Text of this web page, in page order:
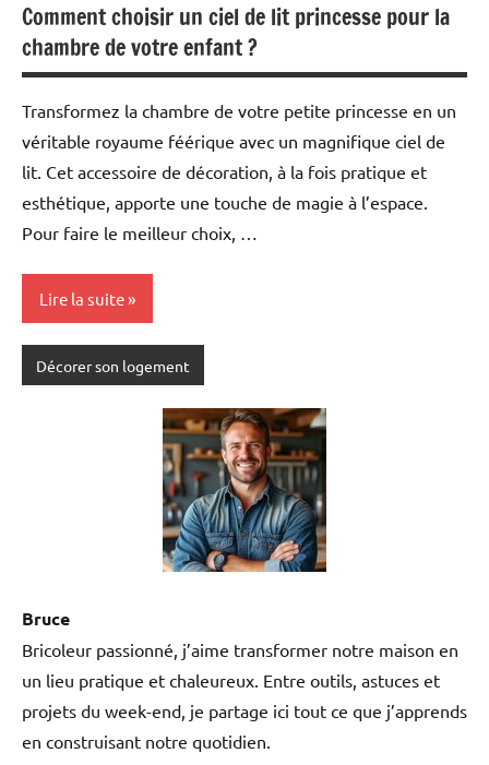
Comment choisir un ciel de lit princesse pour la
chambre de votre enfant ?
Transformez la chambre de votre petite princesse en un
véritable royaume féérique avec un magnifique ciel de
lit. Cet accessoire de décoration, à la fois pratique et
esthétique, apporte une touche de magie à l’espace.
Pour faire le meilleur choix, …
Lire la suite
Décorer son logement
Bruce
Bricoleur passionné, j’aime transformer notre maison en
un lieu pratique et chaleureux. Entre outils, astuces et
projets du week-end, je partage ici tout ce que j’apprends
en construisant notre quotidien.